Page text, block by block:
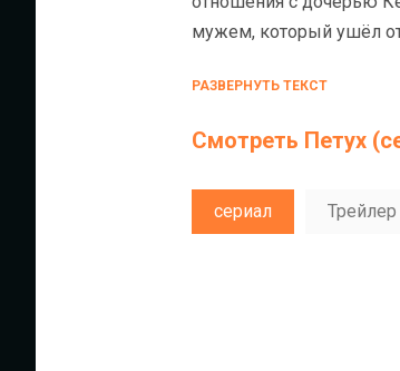
мужем, который ушёл
романов, брутальный и
беззаботной молодёжи,
РАЗВЕРНУТЬ ТЕКСТ
Смотреть Петух
сериал Трейлер